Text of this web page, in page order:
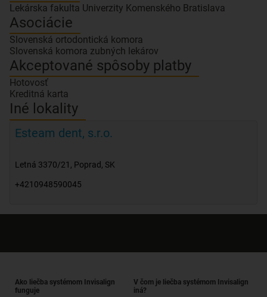
Lekárska fakulta Univerzity Komenského Bratislava
Asociácie
Slovenská ortodontická komora
Slovenská komora zubných lekárov
Akceptované spôsoby platby
Hotovosť
Kreditná karta
Iné lokality
Esteam dent, s.r.o.
Letná 3370/21 , Poprad , SK
+4210948590045
Ako liečba systémom Invisalign
funguje
V čom je liečba systémom Invisalign
iná?